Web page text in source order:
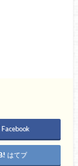
Facebook
はてブ